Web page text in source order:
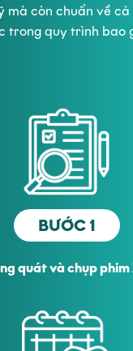
mà còn chuẩn về
trong quy trình bao
BƯỚC 1
quát và chụp phim